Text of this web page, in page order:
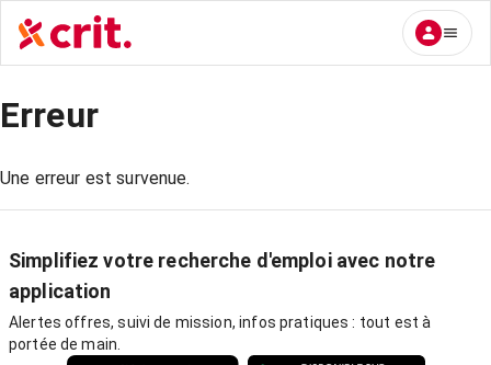
Erreur
Une erreur est survenue.
Simplifiez votre recherche d'emploi avec notre
application
Alertes offres, suivi de mission, infos pratiques : tout est à
portée de main.